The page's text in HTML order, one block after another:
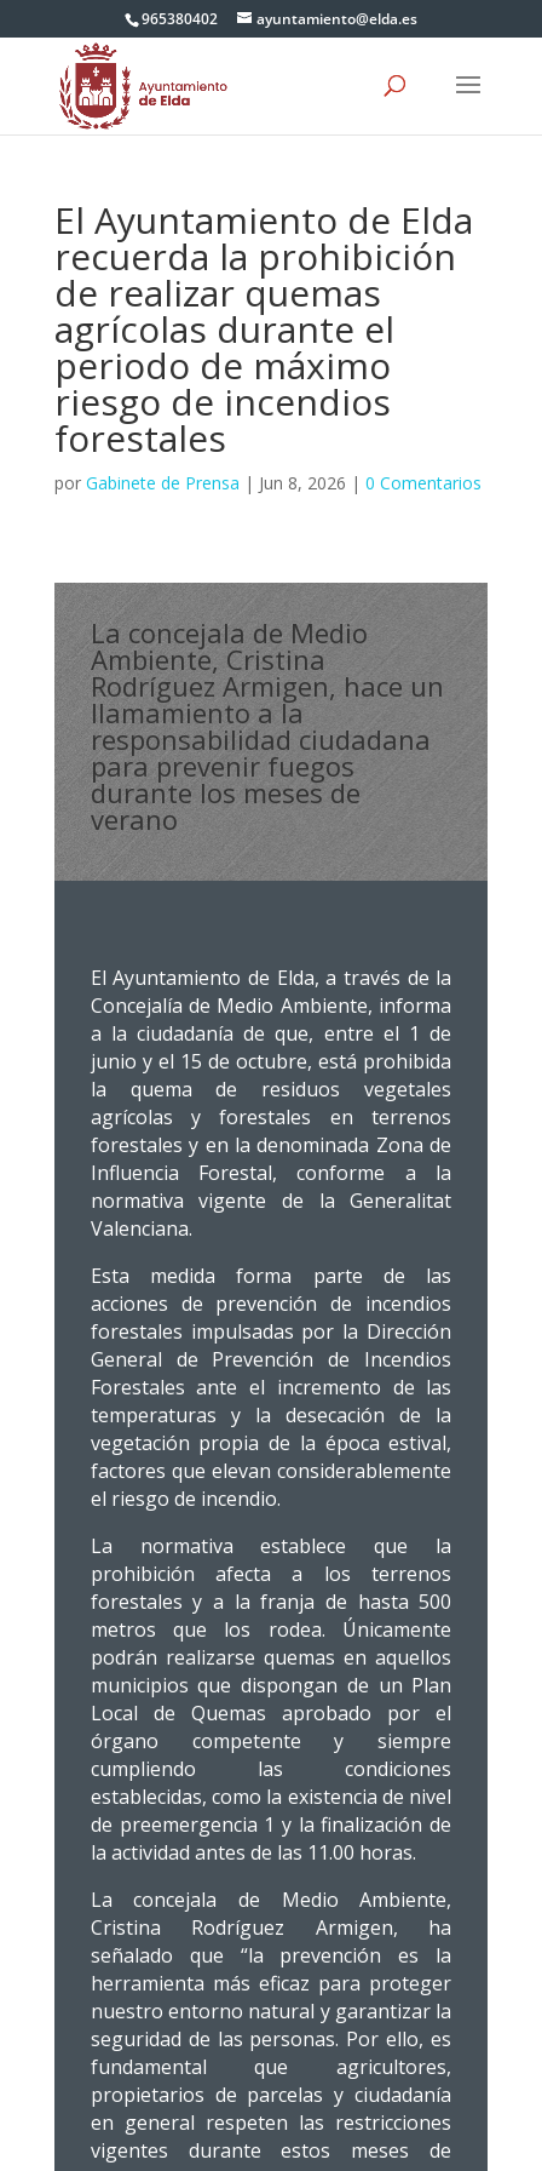
965380402 ayuntamiento@elda.es
El Ayuntamiento de Elda
recuerda la prohibición
de realizar quemas
agrícolas durante el
periodo de máximo
riesgo de incendios
forestales
por Gabinete de Prensa | Jun 8, 2026 | 0 Comentarios
La concejala de Medio
Ambiente, Cristina
Rodríguez Armigen, hace un
llamamiento a la
responsabilidad ciudadana
para prevenir fuegos
durante los meses de
verano
El Ayuntamiento de Elda, a través de la
Concejalía de Medio Ambiente, informa
a la ciudadanía de que, entre el 1 de
junio y el 15 de octubre, está prohibida
la quema de residuos vegetales
agrícolas y forestales en terrenos
forestales y en la denominada Zona de
Influencia Forestal, conforme a la
normativa vigente de la Generalitat
Valenciana.
Esta medida forma parte de las
acciones de prevención de incendios
forestales impulsadas por la Dirección
General de Prevención de Incendios
Forestales ante el incremento de las
temperaturas y la desecación de la
vegetación propia de la época estival,
factores que elevan considerablemente
el riesgo de incendio.
La normativa establece que la
prohibición afecta a los terrenos
forestales y a la franja de hasta 500
metros que los rodea. Únicamente
podrán realizarse quemas en aquellos
municipios que dispongan de un Plan
Local de Quemas aprobado por el
órgano competente y siempre
cumpliendo las condiciones
establecidas, como la existencia de nivel
de preemergencia 1 y la finalización de
la actividad antes de las 11.00 horas.
La concejala de Medio Ambiente,
Cristina Rodríguez Armigen, ha
señalado que “la prevención es la
herramienta más eficaz para proteger
nuestro entorno natural y garantizar la
seguridad de las personas. Por ello, es
fundamental que agricultores,
propietarios de parcelas y ciudadanía
en general respeten las restricciones
vigentes durante estos meses de